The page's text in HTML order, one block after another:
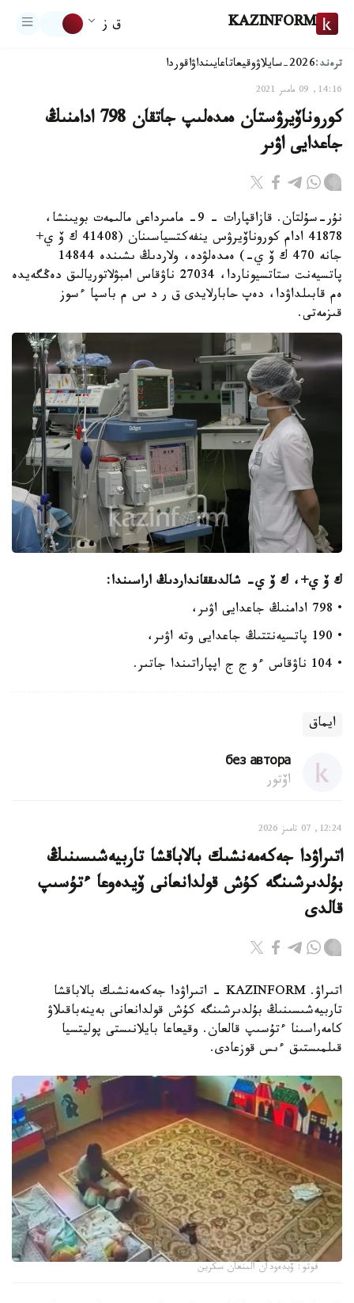
KAZINFORM ق ز
ترەند:2026-سايلاۋ وقيعاتاعايىنداۋاقوردا
14:16, 09 مامىر 2021
كوروناۆيرۋستان ەمدەلىپ جاتقان 798 ادامنىڭ
جاعدايى اۋىر
نۇر-سۇلتان. قازاقپارات - 9- مامىرداعى مالىمەت بويىنشا،
41878 ادام كوروناۆيرۋس ينفەكتسياسىنان (41408 ك ۆ ي+
جانە 470 ك ۆ ي-) ەمدەلۋدە، ولاردىڭ ىشىندە 14844
پاتسيەنت ستاتسيوناردا، 27034 ناۋقاس امبۋلاتوريالىق دەڭگەيدە
ەم قابىلداۋدا، دەپ حابارلايدى ق ر د س م باسپا ءسوز
قىزمەتى.
ك ۆ ي+، ك ۆ ي- شالدىققانداردىڭ اراسىندا:
• 798 ادامنىڭ جاعدايى اۋىر،
• 190 پاتسيەنتتىڭ جاعدايى وتە اۋىر،
• 104 ناۋقاس ءو ج ج اپپاراتىندا جاتىر.
ايماق
без автора
اۆتور
12:24, 07 تامىز 2026
اتىراۋدا جەكەمەنشىك بالاباقشا تاربيەشىسىنىڭ
بۇلدىرشىنگە كۇش قولدانعانى ۆيدەوعا ءتۇسىپ
قالدى
اتىراۋ. KAZINFORM - اتىراۋدا جەكەمەنشىك بالاباقشا
تاربيەشىسىنىڭ بۇلدىرشىنگە كۇش قولدانعانى بەينەباقىلاۋ
كامەراسىنا ءتۇسىپ قالعان. وقيعاعا بايلانىستى پوليتسيا
قىلمىستىق ءىس قوزعادى.
فوتو: ۆيدەودان الىنعان سكرين